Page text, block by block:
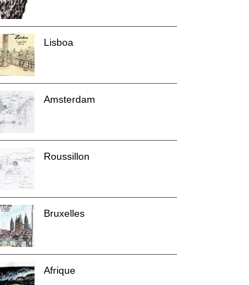
Lisboa
Amsterdam
Roussillon
Bruxelles
Afrique